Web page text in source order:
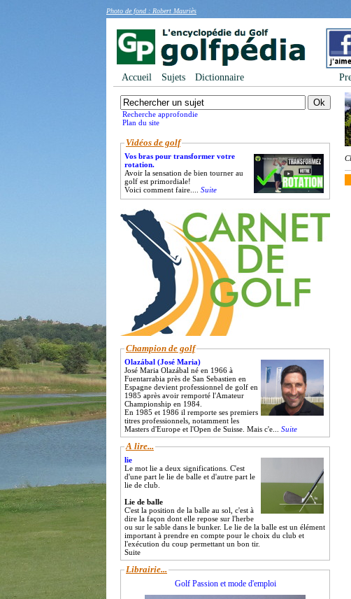
Photo de fond : Robert Mauriès
Accueil Sujets Dictionnaire
Recherche approfondie
Plan du site
Vidéos de golf
Vos bras pour transformer votre
rotation.
Avoir la sensation de bien tourner au
golf est primordiale!
Voici comment faire.... Suite
Champion de golf
Olazábal (José Maria)
José Maria Olazábal né en 1966 à
Fuentarrabia près de San Sebastien en
Espagne devient professionnel de golf en
1985 après avoir remporté l'Amateur
Championship en 1984.
En 1985 et 1986 il remporte ses premiers
titres professionnels, notamment les
Masters d'Europe et l'Open de Suisse. Mais c'e... Suite
A lire...
lie
Le mot lie a deux significations. C'est
d'une part le lie de balle et d'autre part le
lie de club.
Lie de balle
C'est la position de la balle au sol, c'est à
dire la façon dont elle repose sur l'herbe
ou sur le sable dans le bunker. Le lie de la balle est un élément
important à prendre en compte pour le choix du club et
l'exécution du coup permettant un bon tir.
Suite
Librairie...
Golf Passion et mode d'emploi